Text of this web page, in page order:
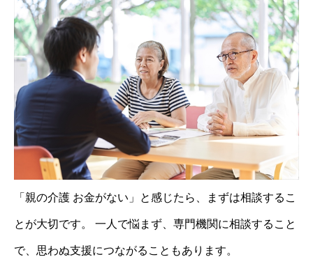
「親の介護 お金がない」と感じたら、まずは相談するこ
とが大切です。 一人で悩まず、専門機関に相談すること
で、思わぬ支援につながることもあります。